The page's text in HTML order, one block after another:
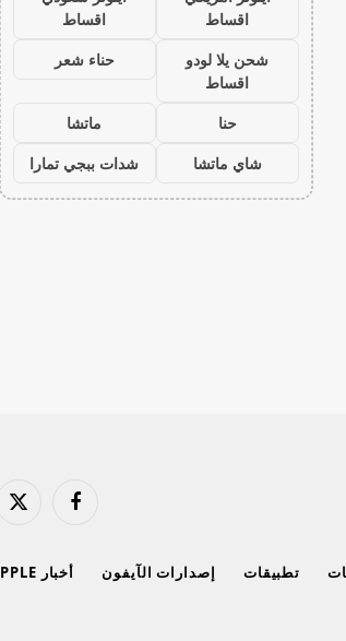
اقساط
اقساط
شحن يلا لودو
اقساط
حناء شعر
حنا
ماتشا
شاي ماتشا
شدات ببجي تمارا
فيسبوك
X
تطبيقات إصدارات الآيفون أخبار APPLE